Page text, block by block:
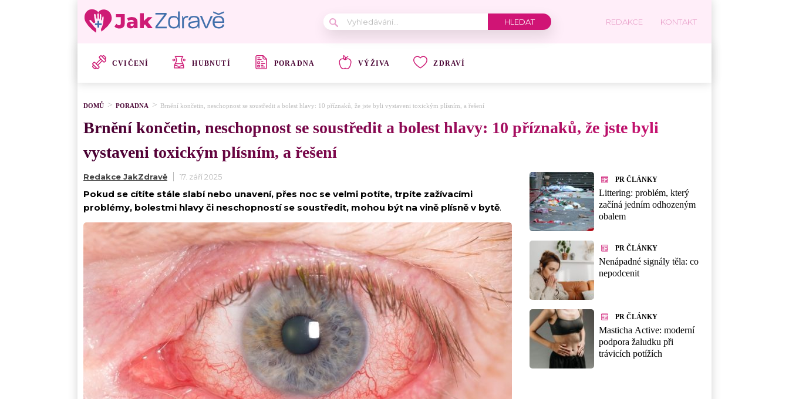
REDAKCE KONTAKT
CVIČENÍ HUBNUTÍ PORADNA VÝŽIVA ZDRAVÍ
DOMŮ PORADNA Brnění končetin, neschopnost se soustředit a bolest hlavy: 10 příznaků, že jste byli vystaveni toxickým plísním, a řešení
Brnění končetin, neschopnost se soustředit a bolest hlavy: 10 příznaků, že jste byli
vystaveni toxickým plísním, a řešení
Redakce JakZdravě 17. září 2025
Pokud se cítíte stále slabí nebo unavení, přes noc se velmi potíte, trpíte zažívacími
problémy, bolestmi hlavy či neschopností se soustředit, mohou být na vině plísně v bytě.
PR ČLÁNKY
Littering: problém, který
začíná jedním odhozeným
obalem
PR ČLÁNKY
Nenápadné signály těla: co
nepodcenit
PR ČLÁNKY
Masticha Active: moderní
podpora žaludku při
trávicích potížích